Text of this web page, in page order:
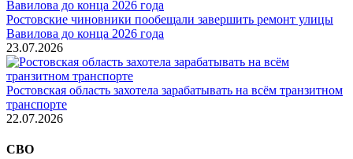
Ростовские чиновники пообещали завершить ремонт улицы
Вавилова до конца 2026 года
23.07.2026
Ростовская область захотела зарабатывать на всём транзитном
транспорте
22.07.2026
СВО